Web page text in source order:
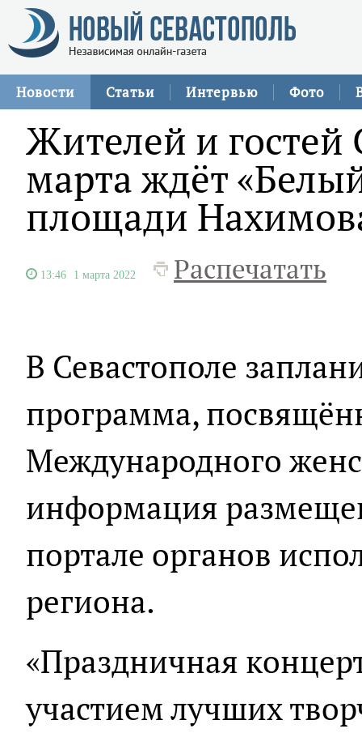
Новости Статьи Интервью Фото
Жителей и гостей
марта ждёт
площади
13:46 1 марта 2022 Распечатать
В Севастополе
программа,
Международного
информация
портале органов
региона.
«Праздничная
участием лучших